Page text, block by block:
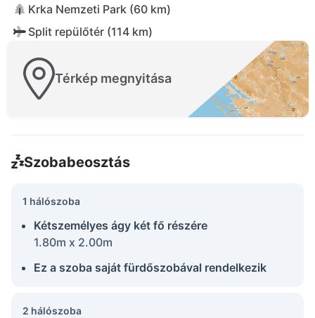
Krka Nemzeti Park (60 km)
Split repülőtér (114 km)
Térkép megnyitása
Szobabeosztás
1 hálószoba
Kétszemélyes ágy két fő részére
1.80m x 2.00m
Ez a szoba saját fürdőszobával rendelkezik
2 hálószoba